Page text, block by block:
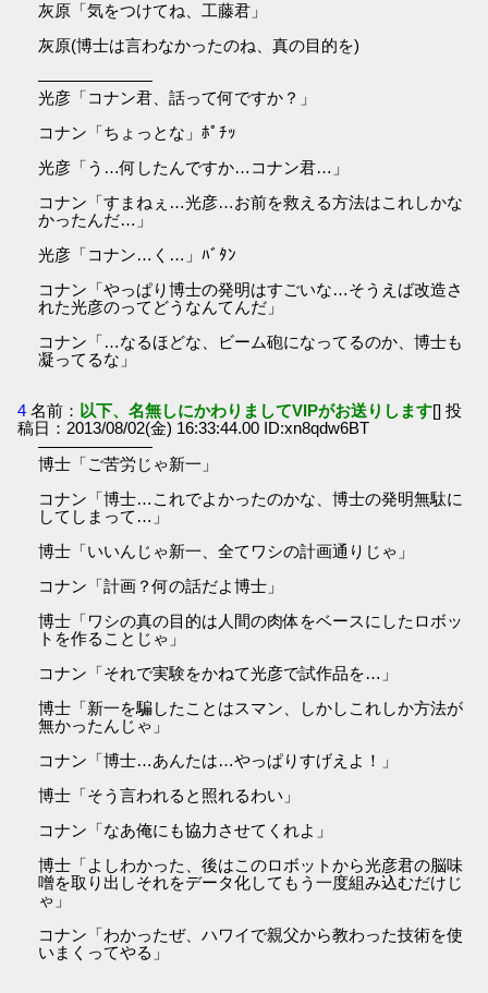
灰原「気をつけてね、工藤君」
灰原(博士は言わなかったのね、真の目的を)
―――――――
光彦「コナン君、話って何ですか？」
コナン「ちょっとな」ﾎﾟﾁｯ
光彦「う…何したんですか…コナン君…」
コナン「すまねぇ…光彦…お前を救える方法はこれしかな
かったんだ…」
光彦「コナン…く…」ﾊﾞﾀﾝ
コナン「やっぱり博士の発明はすごいな…そうえば改造さ
れた光彦のってどうなんてんだ」
コナン「…なるほどな、ビーム砲になってるのか、博士も
凝ってるな」
4 名前： 以下、名無しにかわりましてVIPがお送りします[] 投
稿日：2013/08/02(金) 16:33:44.00 ID:xn8qdw6BT
―――――――
博士「ご苦労じゃ新一」
コナン「博士…これでよかったのかな、博士の発明無駄に
してしまって…」
博士「いいんじゃ新一、全てワシの計画通りじゃ」
コナン「計画？何の話だよ博士」
博士「ワシの真の目的は人間の肉体をベースにしたロボッ
トを作ることじゃ」
コナン「それで実験をかねて光彦で試作品を…」
博士「新一を騙したことはスマン、しかしこれしか方法が
無かったんじゃ」
コナン「博士…あんたは…やっぱりすげえよ！」
博士「そう言われると照れるわい」
コナン「なあ俺にも協力させてくれよ」
博士「よしわかった、後はこのロボットから光彦君の脳味
噌を取り出しそれをデータ化してもう一度組み込むだけじ
ゃ」
コナン「わかったぜ、ハワイで親父から教わった技術を使
いまくってやる」